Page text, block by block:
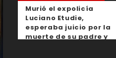
Murió el expolicía
Luciano Etudie,
esperaba juicio por la
muerte de su padre y